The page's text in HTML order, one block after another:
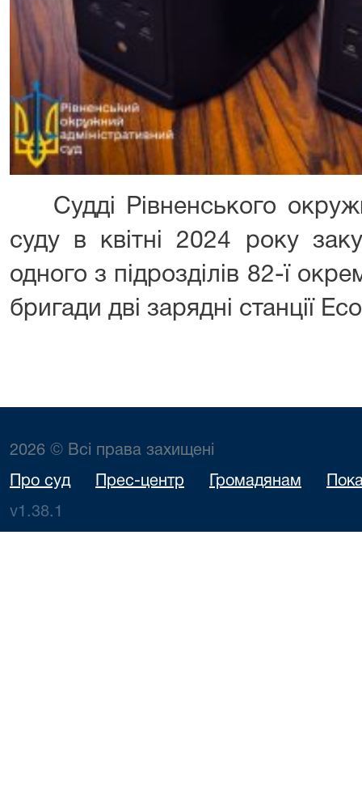
Судді Рівненського
суду в квітні 2024 року
одного з підрозділів 82-ї
бригади дві зарядні станції
2026 © Всі права захищені
Про суд Прес-центр Громадянам
v1.38.1